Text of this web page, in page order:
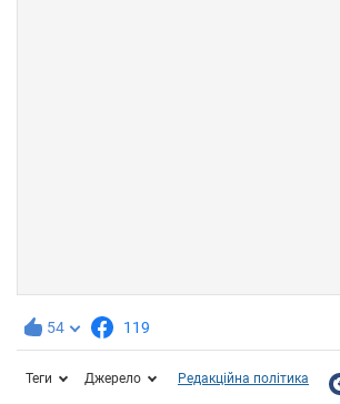
54 119
Теги Джерело Редакційна політика